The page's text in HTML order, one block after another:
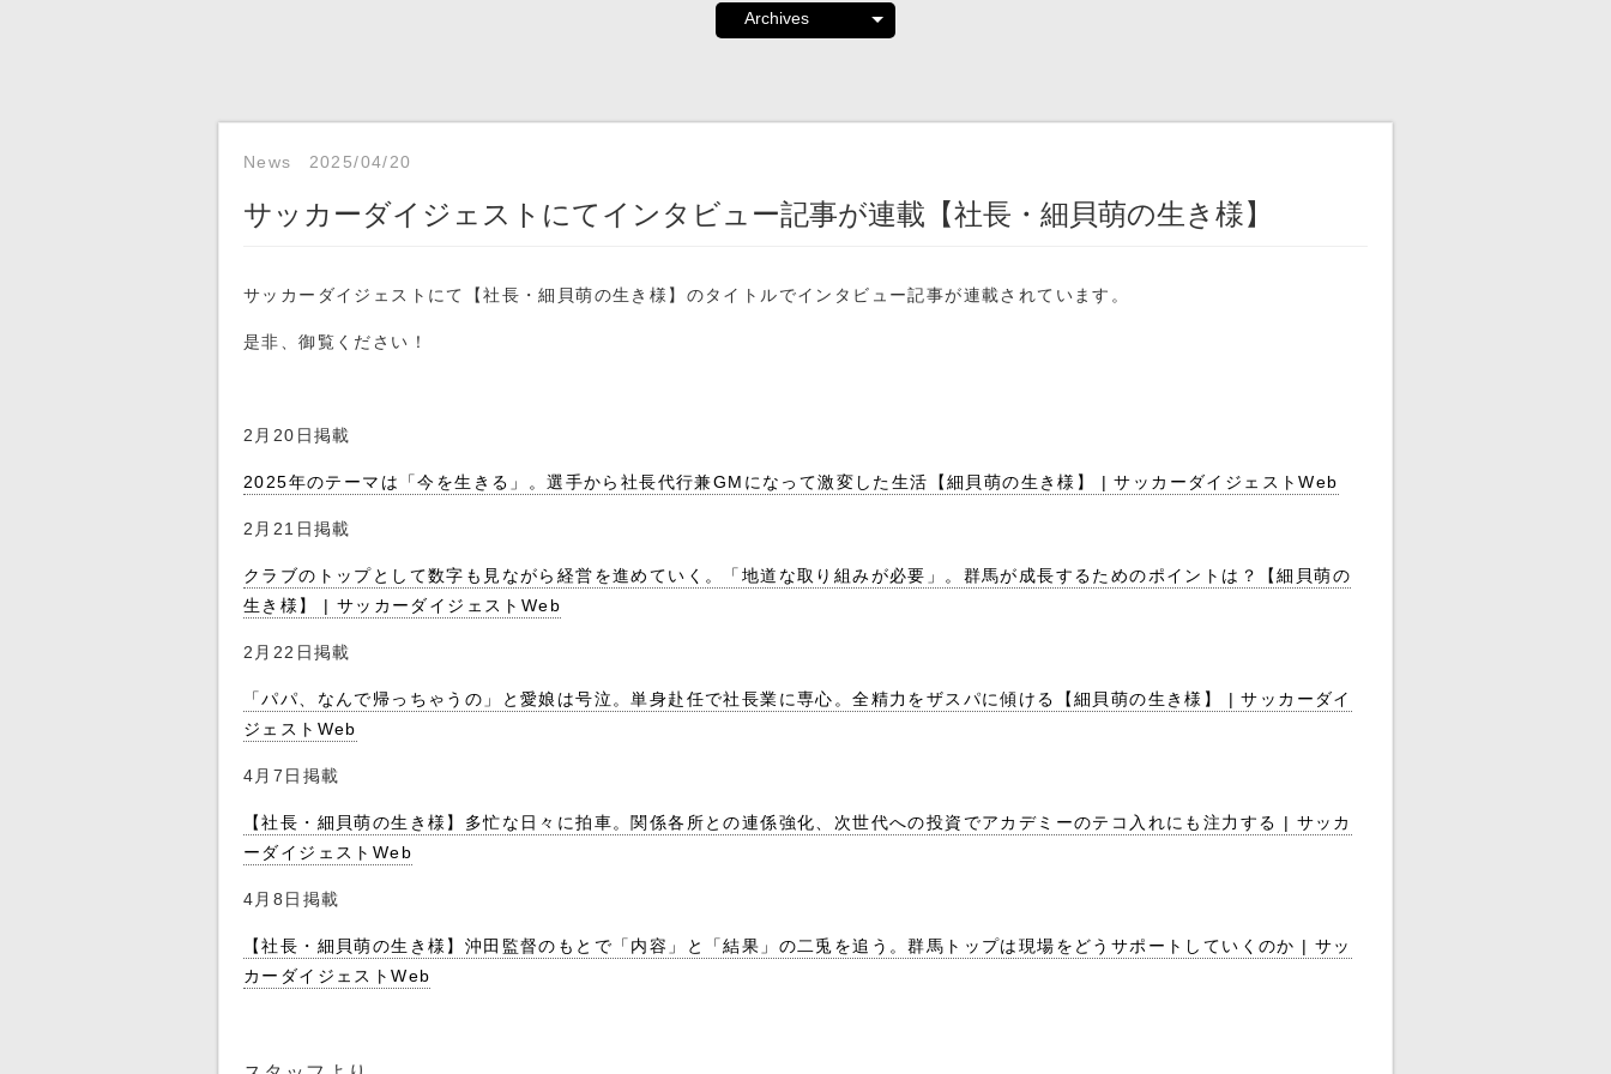
News 2025/04/20
サッカーダイジェストにてインタビュー記事が連載【社長・細貝萌の生き様】
サッカーダイジェストにて【社長・細貝萌の生き様】のタイトルでインタビュー記事が連載されています。
是非、御覧ください！
2月20日掲載
2025年のテーマは「今を生きる」。選手から社長代行兼GMになって激変した生活【細貝萌の生き様】 | サッカーダイジェストWeb
2月21日掲載
クラブのトップとして数字も見ながら経営を進めていく。「地道な取り組みが必要」。群馬が成長するためのポイントは？【細貝萌の
生き様】 | サッカーダイジェストWeb
2月22日掲載
「パパ、なんで帰っちゃうの」と愛娘は号泣。単身赴任で社長業に専心。全精力をザスパに傾ける【細貝萌の生き様】 | サッカーダイ
ジェストWeb
4月7日掲載
【社長・細貝萌の生き様】多忙な日々に拍車。関係各所との連係強化、次世代への投資でアカデミーのテコ入れにも注力する | サッカ
ーダイジェストWeb
4月8日掲載
【社長・細貝萌の生き様】沖田監督のもとで「内容」と「結果」の二兎を追う。群馬トップは現場をどうサポートしていくのか | サッ
カーダイジェストWeb